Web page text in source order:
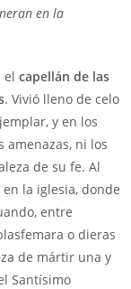
en la
el capellán de las
. Vivió lleno de celo
y en los
amenazas, ni los
de su fe. Al
la iglesia, donde
entre
o dieras
de mártir una y
Santísimo